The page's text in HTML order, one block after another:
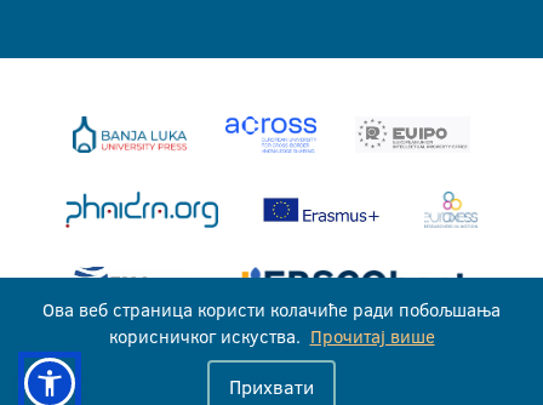
Ова веб страница користи колачиће ради побољшања
корисничког искуства. Прочитај више
Прихвати